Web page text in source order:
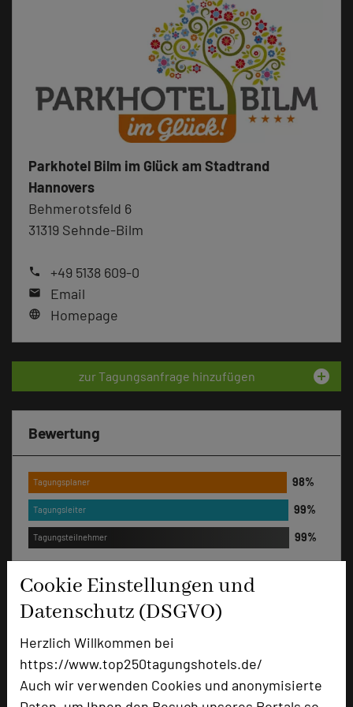
Cookie Einstellungen und
Datenschutz (DSGVO)
Herzlich Willkommen bei
https://www.top250tagungshotels.de/
Auch wir verwenden Cookies und anonymisierte
Parkhotel Bilm im Glück am Stadtrand
Hannovers
Behmerotsfeld 6
31319 Sehnde-Bilm
phone +49 5138 609-0
mail Email
language Homepage
zur Tagungsanfrage hinzufügen add_circle
Bewertung
Tagungsplaner
Tagungsleiter
Tagungsteilnehmer
Hotel bewerten
Hoteldaten